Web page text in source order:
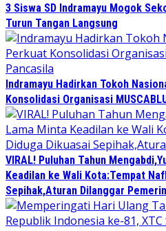
3 Siswa SD Indramayu Mogok
Turun Tangan Langsung
Indramayu Hadirkan Tokoh
Konsolidasi Organisasi
VIRAL! Puluhan Tahun
Keadilan ke Wali Kota:Tempat
Sepihak,Aturan Dilanggar